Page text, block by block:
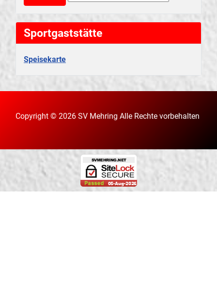
Sportgaststätte
Speisekarte
Copyright © 2026 SV Mehring Alle Rechte vorbehalten